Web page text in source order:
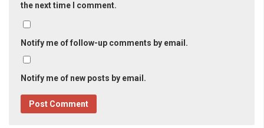
the next time I comment.
Notify me of follow-up comments by email.
Notify me of new posts by email.